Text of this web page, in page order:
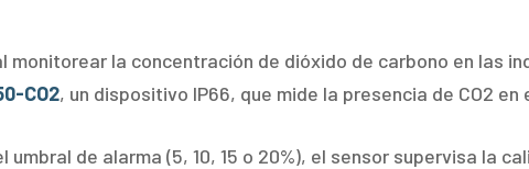
monitorear la concentración de dióxido de carbono en las
CO2, un dispositivo IP66, que mide la presencia de CO2
umbral de alarma (5, 10, 15 o 20%), el sensor supervisa la